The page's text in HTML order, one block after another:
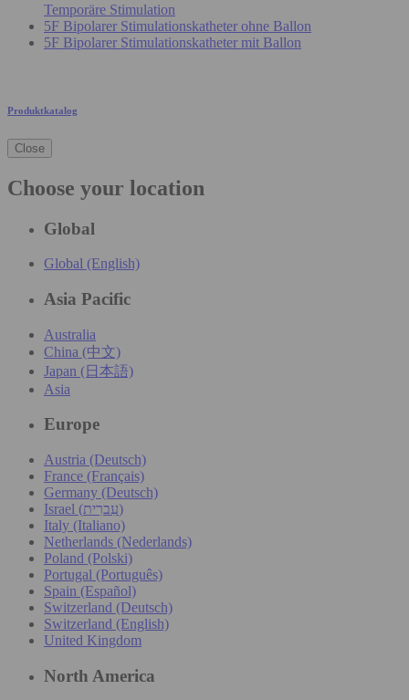
Temporäre Stimulation
5F Bipolarer Stimulationskatheter ohne Ballon
5F Bipolarer Stimulationskatheter mit Ballon
Produktkatalog
Close
Choose your location
Global
Global (English)
Asia Pacific
Australia
China (中文)
Japan (日本語)
Asia
Europe
Austria (Deutsch)
France (Français)
Germany (Deutsch)
Israel (עִברִית)
Italy (Italiano)
Netherlands (Nederlands)
Poland (Polski)
Portugal (Português)
Spain (Español)
Switzerland (Deutsch)
Switzerland (English)
United Kingdom
North America